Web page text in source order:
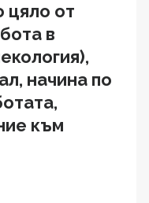
цяло от
в
начина по
към